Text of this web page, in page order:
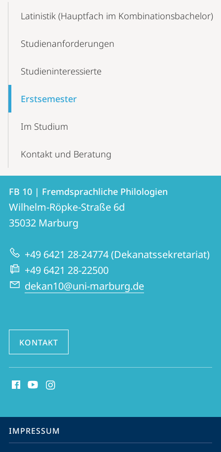
NavigationLatinistik (Hauptfach im Kombinationsbachelor)
Studienanforderungen
Studieninteressierte
Erstsemester
Im Studium
Kontakt und Beratung
Kontakt
und
Informationen
zur
Website
Kontaktinformationen
FB
10
|
Fremdsprachliche
Philologien
FB 10 | Fremdsprachliche Philologien
Wilhelm-Röpke-Straße 6d
35032 Marburg
+49 6421 28-24774 (Dekanatssekretariat)
+49 6421 28-22500
dekan10@uni-marburg.de
KONTAKT
Media
Service-
Navigation
IMPRESSUM